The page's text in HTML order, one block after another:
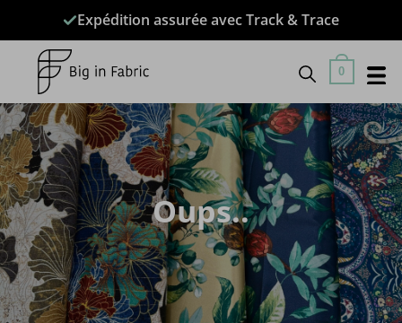
contenu
Expédition assurée avec Track & Trace
0
Oups..